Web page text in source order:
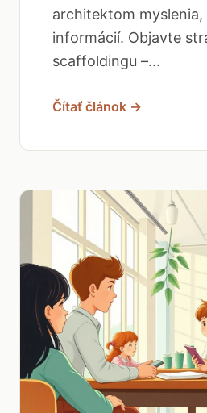
architektom
informácií. Objavte
scaffoldingu –...
Čítať článok →